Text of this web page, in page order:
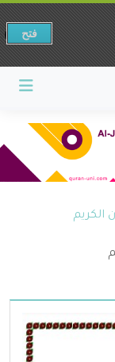
الكريم
فتح